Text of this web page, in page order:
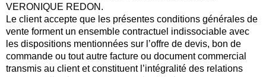
VERONIQUE REDON.
Le client accepte que les présentes conditions générales de
vente forment un ensemble contractuel indissociable avec
les dispositions mentionnées sur l’offre de devis, bon de
commande ou tout autre facture ou document commercial
transmis au client et constituent l’intégralité des relations